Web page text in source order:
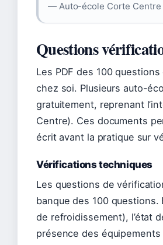
— Auto-école Corte Centre
Questions
Les PDF des 100
chez soi. Plusieurs auto-
gratuitement, reprenant
Centre). Ces documents
écrit avant la pratique sur
Vérifications techniques
Les questions de
banque des 100
de refroidissement), l’état
présence des